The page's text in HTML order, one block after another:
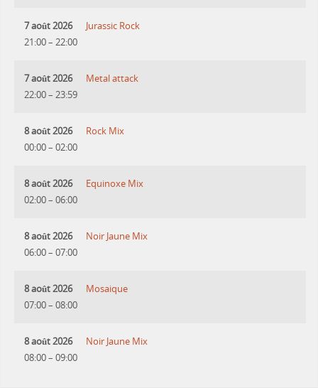
7 août 2026
21:00– 22:00
Jurassic Rock
7 août 2026
22:00– 23:59
Metal attack
8 août 2026
00:00– 02:00
Rock Mix
8 août 2026
02:00– 06:00
Equinoxe Mix
8 août 2026
06:00– 07:00
Noir Jaune Mix
8 août 2026
07:00– 08:00
Mosaique
8 août 2026
08:00– 09:00
Noir Jaune Mix